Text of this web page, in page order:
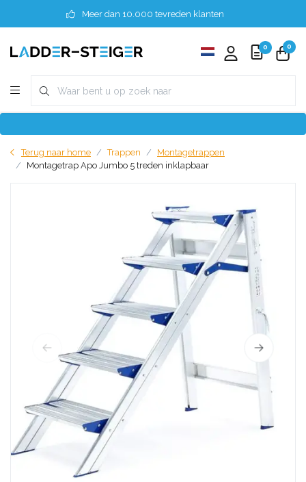
Meer dan 10.000 tevreden klanten
0 0
Terug naar home Trappen
Montagetrappen
Montagetrap Apo Jumbo 5 treden inklapbaar